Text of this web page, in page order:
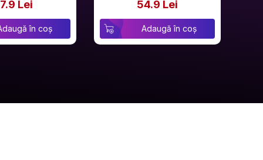
Lei
în coș
54.9 Lei
Adaugă în coș